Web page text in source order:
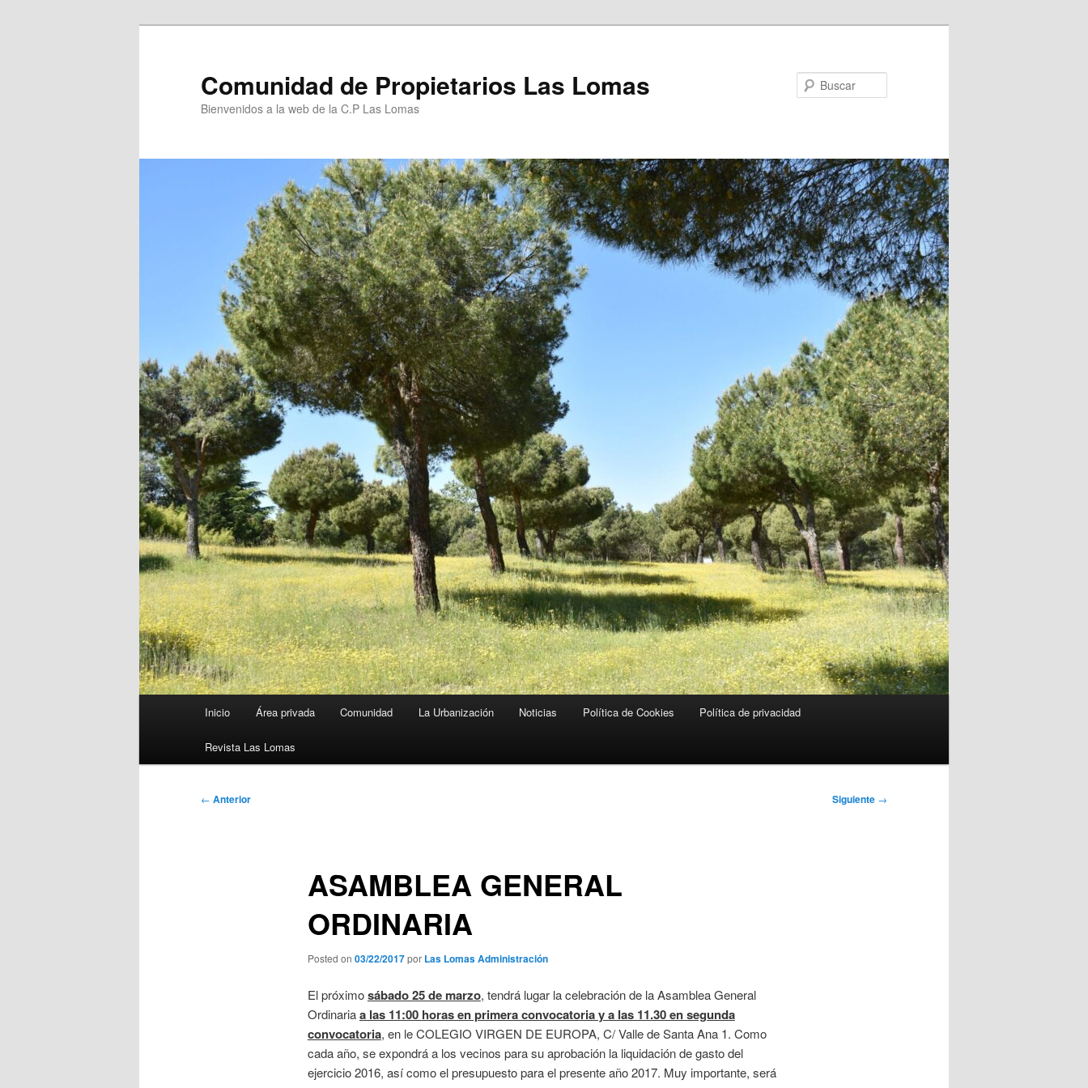
Comunidad de Propietarios Las Lomas
Bienvenidos a la web de la C.P Las Lomas
Inicio Área privada Comunidad La Urbanización Noticias Política de Cookies Política de privacidad
Revista Las Lomas
Navegación
← Anterior Siguiente →
ASAMBLEA GENERAL
ORDINARIA
Posted on 03/22/2017por Las Lomas Administración
El próximosábado 25 de marzo, tendrá lugar la celebración de la Asamblea General
Ordinariaa las 11:00 horas en primera convocatoria y a las 11.30 en segunda
convocatoria, en le COLEGIO VIRGEN DE EUROPA, C/ Valle de Santa Ana 1. Como
cada año, se expondrá a los vecinos para su aprobación la liquidación de gasto del
ejercicio 2016, así como el presupuesto para el presente año 2017. Muy importante, será